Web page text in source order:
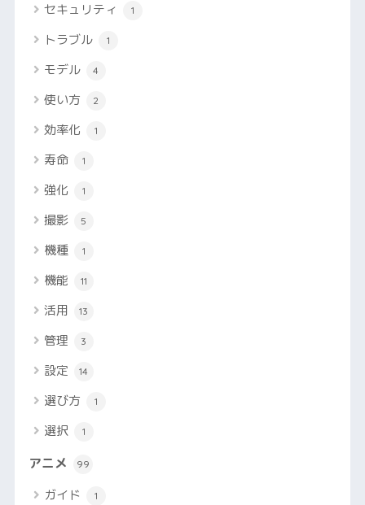
セキュリティ 1
トラブル 1
モデル 4
使い方 2
効率化 1
寿命 1
強化 1
撮影 5
機種 1
機能 11
活用 13
管理 3
設定 14
選び方 1
選択 1
アニメ 99
ガイド 1